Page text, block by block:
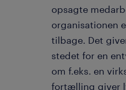
opsagte
organisationen
tilbage. Det
stedet for en
om f.eks. en
fortælling giver